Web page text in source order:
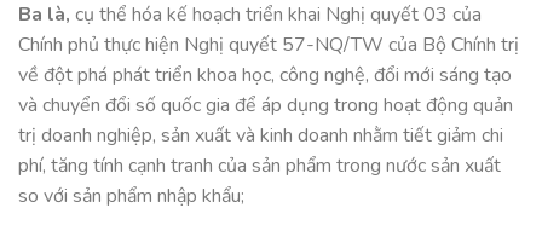
Ba là, cụ thể hóa kế hoạch triển khai Nghị quyết 03 của
Chính phủ thực hiện Nghị quyết 57-NQ/TW của Bộ Chính trị
về đột phá phát triển khoa học, công nghệ, đổi mới sáng tạo
và chuyển đổi số quốc gia để áp dụng trong hoạt động quản
trị doanh nghiệp, sản xuất và kinh doanh nhằm tiết giảm chi
phí, tăng tính cạnh tranh của sản phẩm trong nước sản xuất
so với sản phẩm nhập khẩu;